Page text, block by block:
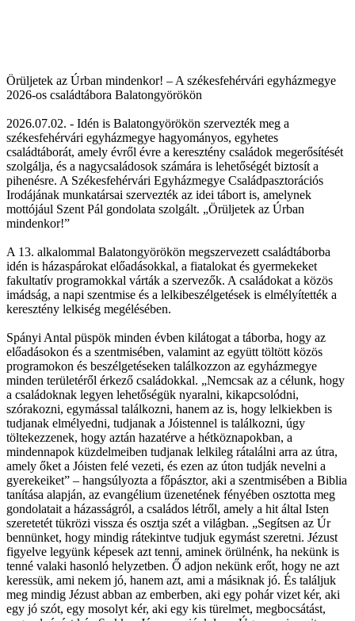
Örüljetek az Úrban mindenkor! – A székesfehérvári egyházmegye
2026-os családtábora Balatongyörökön
2026.07.02. - Idén is Balatongyörökön szervezték meg a
székesfehérvári egyházmegye hagyományos, egyhetes
családtáborát, amely évről évre a keresztény családok megerősítését
szolgálja, és a nagycsaládosok számára is lehetőségét biztosít a
pihenésre. A Székesfehérvári Egyházmegye Családpasztorációs
Irodájának munkatársai szervezték az idei tábort is, amelynek
mottójául Szent Pál gondolata szolgált. „Örüljetek az Úrban
mindenkor!”
A 13. alkalommal Balatongyörökön megszervezett családtáborba
idén is házaspárokat előadásokkal, a fiatalokat és gyermekeket
fakultatív programokkal várták a szervezők. A családokat a közös
imádság, a napi szentmise és a lelkibeszélgetések is elmélyítették a
keresztény lelkiség megélésében.
Spányi Antal püspök minden évben kilátogat a táborba, hogy az
előadásokon és a szentmisében, valamint az együtt töltött közös
programokon és beszélgetéseken találkozzon az egyházmegye
minden területéről érkező családokkal. „Nemcsak az a célunk, hogy
a családoknak legyen lehetőségük nyaralni, kikapcsolódni,
szórakozni, egymással találkozni, hanem az is, hogy lelkiekben is
tudjanak elmélyedni, tudjanak a Jóistennel is találkozni, úgy
töltekezzenek, hogy aztán hazatérve a hétköznapokban, a
mindennapok küzdelmeiben tudjanak lelkileg rátalálni arra az útra,
amely őket a Jóisten felé vezeti, és ezen az úton tudják nevelni a
gyerekeiket” – hangsúlyozta a főpásztor, aki a szentmisében a Biblia
tanítása alapján, az evangélium üzenetének fényében osztotta meg
gondolatait a házasságról, a családos létről, amely a hit által Isten
szeretetét tükrözi vissza és osztja szét a világban. „Segítsen az Úr
bennünket, hogy mindig rátekintve tudjuk egymást szeretni. Jézust
figyelve legyünk képesek azt tenni, aminek örülnénk, ha nekünk is
tenné valaki hasonló helyzetben. Ő adjon nekünk erőt, hogy ne azt
keressük, ami nekem jó, hanem azt, ami a másiknak jó. És találjuk
meg mindig Jézust abban az emberben, aki egy pohár vizet kér, aki
egy jó szót, egy mosolyt kér, aki egy kis türelmet, megbocsátást,